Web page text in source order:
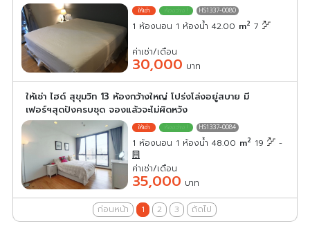
HS1337-0080
1 ห้องนอน 1 ห้องน้ำ 42.00 m2 7
ค่าเช่า/เดือน
30,000 บาท
ให้เช่า ไฮด์ สุขุมวิท 13 ห้องกว้างใหญ่ โปร่งโล่งอยู่สบาย มี
เฟอร์ฯสุดปังครบชุด จองแล้วจะไม่ผิดหวัง
HS1337-0084
1 ห้องนอน 1 ห้องน้ำ 48.00 m2 19 -
ค่าเช่า/เดือน
35,000 บาท
ก่อนหน้า 1 2 3 ถัดไป